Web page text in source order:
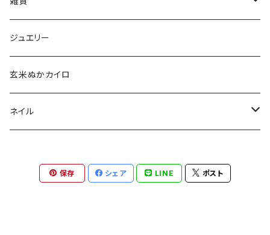
babu-beauté
go well
Aroma France
Khlang
ホメオパシーケース
タッセル
ジュエリー
玄米ぬかカイロ
ネイル
ネイル用天然石
保存 シェア LINE ポスト